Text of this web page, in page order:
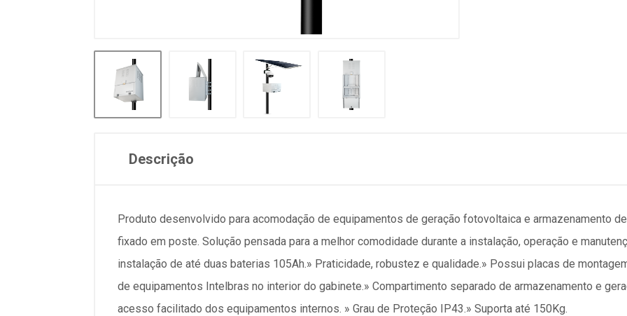
Descrição
Produto desenvolvido para acomodação de equipamentos de geração fotovoltaica e armazenamento
fixado em poste. Solução pensada para a melhor comodidade durante a instalação, operação e
instalação de até duas baterias 105Ah.» Praticidade, robustez e qualidade.» Possui placas de
de equipamentos Intelbras no interior do gabinete.» Compartimento separado de armazenamento e
acesso facilitado dos equipamentos internos. » Grau de Proteção IP43.» Suporta até 150Kg.